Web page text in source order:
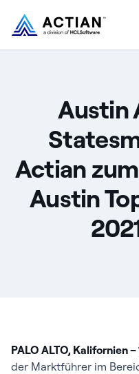
LösungenAustin
Actian
Austin
PALO ALTO, Kalifornien
der Marktführer im